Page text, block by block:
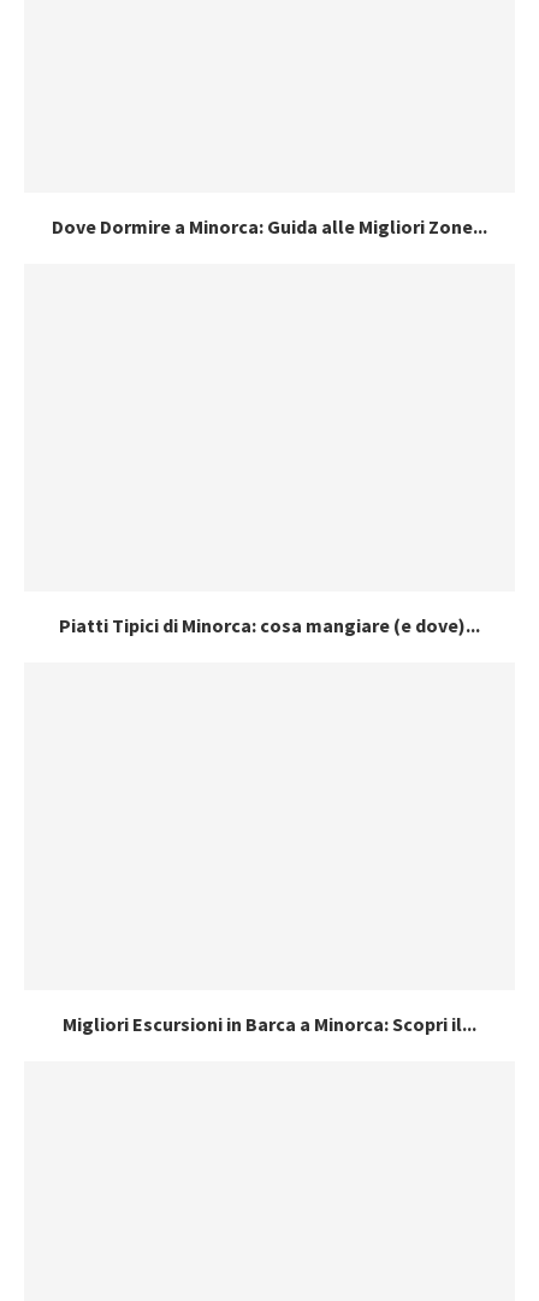
Dove Dormire a Minorca: Guida alle Migliori Zone...
Piatti Tipici di Minorca: cosa mangiare (e dove)...
Migliori Escursioni in Barca a Minorca: Scopri il...